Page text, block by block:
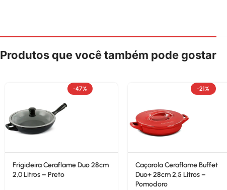
Produtos que você também pode gostar
-47%
Frigideira Ceraflame Duo 28cm
2,0 Litros – Preto
-21%
Caçarola Ceraflame Buffet
Duo+ 28cm 2,5 Litros –
Pomodoro